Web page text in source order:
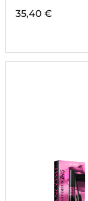
35,40 €